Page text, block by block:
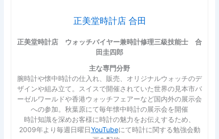
正美堂時計店 合田
正美堂時計店 ウォッチバイヤー兼時計修理三級技能士 合
田圭四郎
主な専門分野
腕時計や懐中時計の仕入れ、販売、オリジナルウォッチのデ
ザインや組み立て。スイスで開催されていた世界の見本市バ
ーゼルワールドや香港ウォッチフェアーなど国内外の展示会
への参加。秋葉原にて毎年懐中時計の展示会を開催
時計知識を深めお客様に時計の魅力をお伝えするため、
2009年より毎週日曜日YouTubeにて時計に関する勉強会動